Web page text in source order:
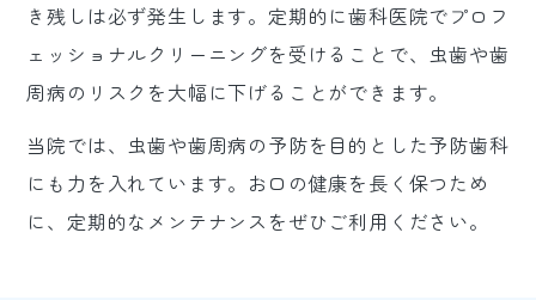
き残しは必ず発生します。定期的に歯科医院でプロフ
ェッショナルクリーニングを受けることで、虫歯や歯
周病のリスクを大幅に下げることができます。
当院では、虫歯や歯周病の予防を目的とした予防歯科
にも力を入れています。お口の健康を長く保つため
に、定期的なメンテナンスをぜひご利用ください。